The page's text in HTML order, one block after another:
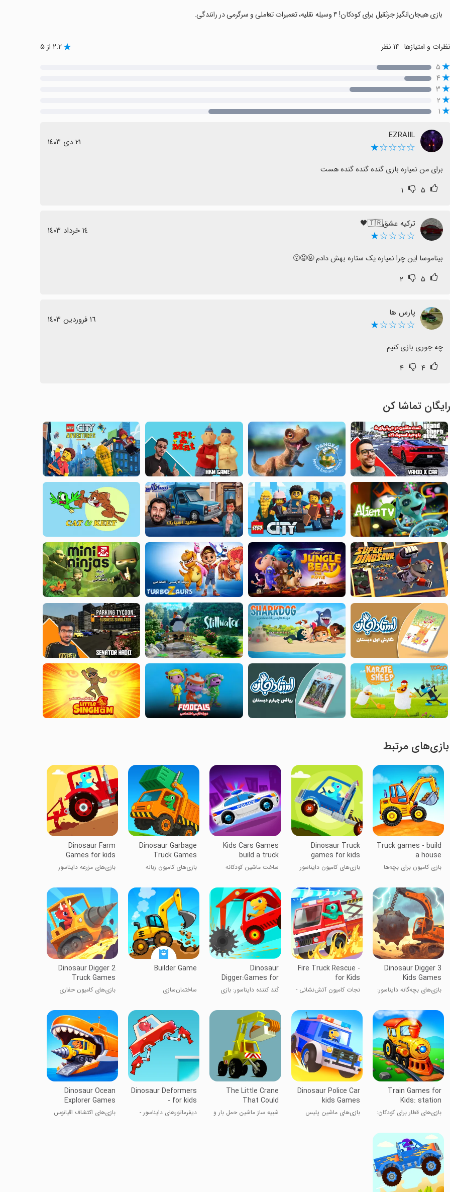
بازی هیجان‌انگیز جرثقیل برای کودکان! ۴ وسیله نقلیه، تعمیرات تعاملی و سرگرمی در رانندگی.
نظرات و امتیازها ۲.۲ از ۵
۵
۴
۳
۲
۱
EZRAIIL
☆☆☆☆★ ٢١ دی ١٤٠٣
برای من نمیاره بازی گنده گنده گنده هست
۵ ۱
ترکیه عشق🇹🇷🖤
☆☆☆☆★ ١٤ خرداد ١٤٠٣
بیناموسا این چرا نمیاره یک ستاره بهش دادم 🤬😡😵
۵ ۲
پارس ها
☆☆☆☆★ ١٦ فروردین ١٤٠٣
چه جوری بازی کنیم
۴ ۴
رایگان تماشا کن
بازی‌های مرتبط
Truck games - build
a house
بازی کامیون برای بچه‌ها
Dinosaur Truck
games for kids
بازی‌های کامیون دایناسور
Kids Cars Games
build a truck
ساخت ماشین کودکانه
Dinosaur Garbage
Truck Games
بازی‌های کامیون زباله
Dinosaur Farm
Games for kids
بازی‌های مزرعه دایناسور
Dinosaur Digger 3
Kids Games
بازی‌های بچه‌گانه دایناسور:
Fire Truck Rescue -
for Kids
نجات کامیون آتش‌نشانی -
Dinosaur
Digger:Games for
kids
کَند کننده دایناسور: بازی
Builder Game
ساختمان‌سازی
Dinosaur Digger 2
Truck Games
بازی‌های کامیون حفاری
Train Games for
Kids: station
بازی‌های قطار برای کودکان:
Dinosaur Police Car
kids Games
بازی‌های ماشین پلیس
The Little Crane
That Could
شبیه ساز ماشین حمل بار و
Dinosaur Deformers
- for kids
دیفرماتورهای دایناسور -
Dinosaur Ocean
Explorer Games
بازی‌های اکتشاف اقیانوس